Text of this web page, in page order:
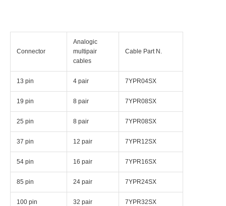
Connector
Analogic
multipair
cables
Cable Part N.
13 pin 4 pair 7YPR04SX
19 pin 8 pair 7YPR08SX
25 pin 8 pair 7YPR08SX
37 pin 12 pair 7YPR12SX
54 pin 16 pair 7YPR16SX
85 pin 24 pair 7YPR24SX
100 pin 32 pair 7YPR32SX